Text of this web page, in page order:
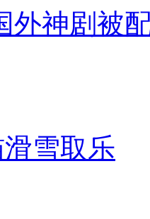
外神剧被
雪取乐